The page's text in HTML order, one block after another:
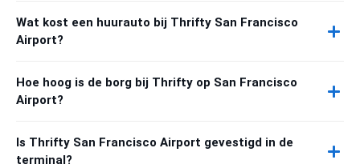
Wat kost een huurauto bij Thrifty San Francisco
Airport?
Hoe hoog is de borg bij Thrifty op San Francisco
Airport?
Is Thrifty San Francisco Airport gevestigd in de
terminal?